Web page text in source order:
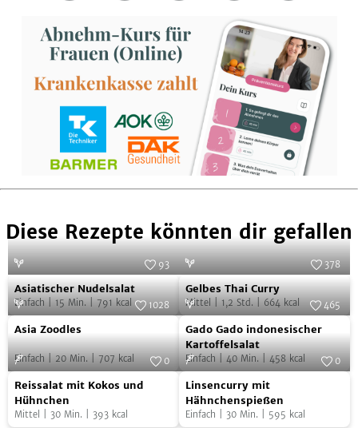
teilen
teilen
teilen
teilen
Diese Rezepte könnten dir gefallen
Asiatischer
Nudelsalat
Foto: Frau S. verändert die Welt
93
Asiatischer Nudelsalat
Einfach 15 Min. 791 kcal
Gelbes
Thai
Curry
378
Gelbes Thai Curry
Mittel 1,2 Std. 664 kcal
Asia
Zoodles
1028
Asia Zoodles
Einfach 20 Min. 707 kcal
Gado
Gado
indonesischer
Kartoffelsalat
Foto: SevenCooks
465
Gado Gado indonesischer
Kartoffelsalat
Einfach 40 Min. 458 kcal
Reissalat
mit
Kokos
Foto: SevenCooks
0
Reissalat mit Kokos und
Hühnchen
Mittel 30 Min. 393 kcal
Linsencurry
mit
Hähnchenspießen
0
Linsencurry mit
Hähnchenspießen
Einfach 30 Min. 595 kcal